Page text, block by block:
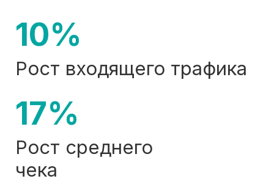
10%
Рост входящего трафика
17%
Рост среднего
чека